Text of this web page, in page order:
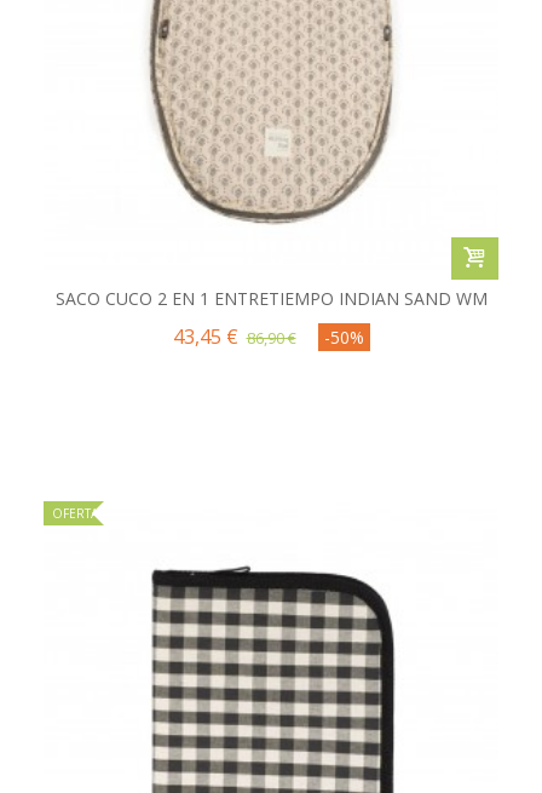
SACO CUCO 2 EN 1 ENTRETIEMPO INDIAN SAND WM
43,45 € 86,90 € -50%
OFERTA